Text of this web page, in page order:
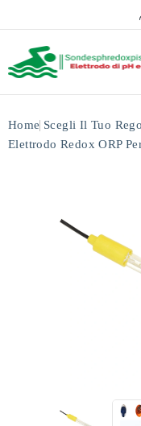
Home Scegli Il Tuo
Elettrodo Redox ORP